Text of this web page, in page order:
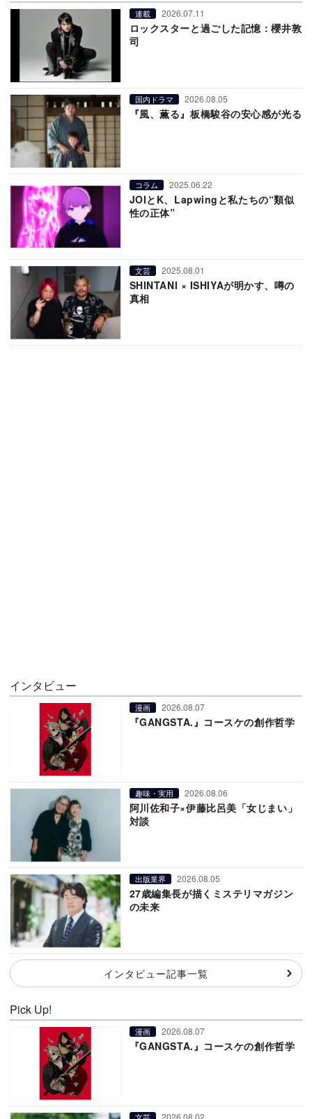
連載 2026.07.11
ロックスターと過ごした記憶：櫻井敦
司
国内ドラマ 2026.08.05
『風、薫る』板橋駿谷の安心感が光る
コラム 2025.06.22
JOIとK、Lapwingと私たちの“類似
性の正体”
文芸 2025.08.01
SHINTANI × ISHIYAが明かす、噂の
真相
インタビュー
漫画 2026.08.07
『GANGSTA.』コースケの創作哲学
趣味・実用 2026.08.06
阿川佐和子×伊藤比呂美「女じまい」
対談
出版業界 2026.08.05
27歳編集長が描くミステリマガジン
の未来
インタビュー記事一覧
Pick Up!
漫画 2026.08.07
『GANGSTA.』コースケの創作哲学
文芸